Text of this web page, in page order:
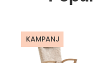
KAMPANJ